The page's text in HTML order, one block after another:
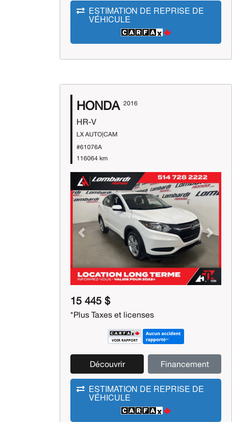
ESTIMATION DE REPRISE DE
VÉHICULE
HONDA 2016
HR-V
LX AUTO|CAM
#61076A
116064 km
Previous Next
15 445 $
*Plus Taxes et licenses
Découvrir Financement
ESTIMATION DE REPRISE DE
VÉHICULE